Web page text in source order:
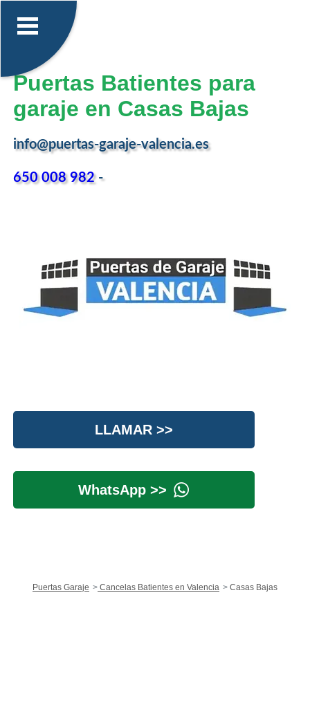
Puertas Batientes para
garaje en Casas Bajas
info@puertas-garaje-valencia.es
650 008 982-
LLAMAR >>
WhatsApp >>
Puertas Garaje Cancelas Batientes en Valencia Casas Bajas